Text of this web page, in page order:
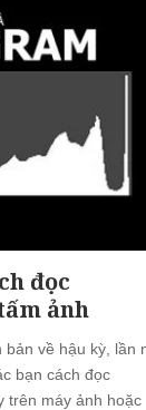
đọc
ảnh
về hậu kỳ, lần
bạn cách đọc
trên máy ảnh hoặc